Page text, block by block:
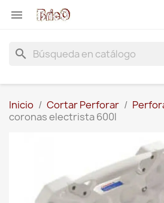

search
Inicio Cortar Perforar
coronas electrista 600l